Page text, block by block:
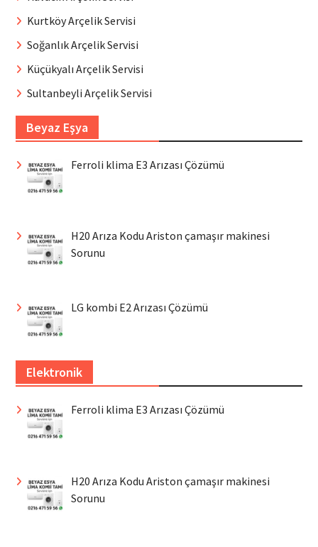
Kurtköy Arçelik Servisi
Soğanlık Arçelik Servisi
Küçükyalı Arçelik Servisi
Sultanbeyli Arçelik Servisi
Beyaz Eşya
Ferroli klima E3 Arızası Çözümü
H20 Arıza Kodu Ariston çamaşır makinesi
Sorunu
LG kombi E2 Arızası Çözümü
Elektronik
Ferroli klima E3 Arızası Çözümü
H20 Arıza Kodu Ariston çamaşır makinesi
Sorunu